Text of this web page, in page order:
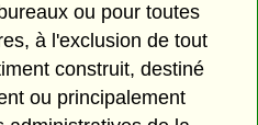
ou pour toutes
à l'exclusion de tout
construit, destiné
ou principalement